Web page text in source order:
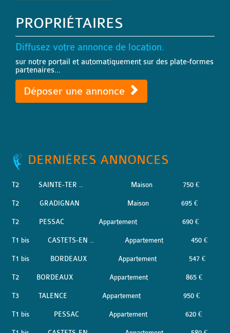
PROPRIÉTAIRES
Diffusez votre annonce de location.
sur notre portail et automatiquement sur des plate-formes
partenaires...
Déposer une annonce
DERNIÈRES ANNONCES
T2 SAINTE-TER .. Maison 750 €
T2 GRADIGNAN Maison 695 €
T2 PESSAC Appartement 690 €
T1 bis CASTETS-EN .. Appartement 450 €
T1 bis BORDEAUX Appartement 547 €
T2 BORDEAUX Appartement 865 €
T3 TALENCE Appartement 950 €
T1 bis PESSAC Appartement 620 €